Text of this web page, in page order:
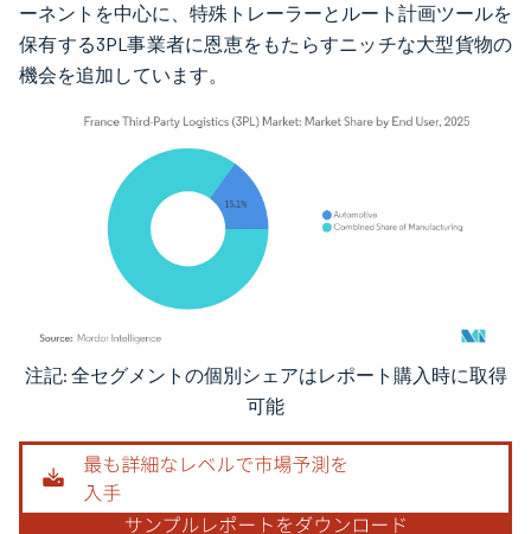
ーネントを中心に、特殊トレーラーとルート計画ツールを
保有する3PL事業者に恩恵をもたらすニッチな大型貨物の
機会を追加しています。
画像 © Mordor Intelligence。再利用にはCC BY 4.0の表示が必要です。
注記: 全セグメントの個別シェアはレポート購入時に取得
可能